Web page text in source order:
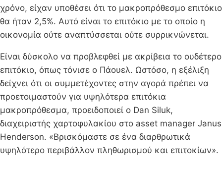
χρόνο, είχαν υποθέσει ότι το μακροπρόθεσμο επιτόκιο
θα ήταν 2,5%. Αυτό είναι το επιτόκιο με το οποίο η
οικονομία ούτε αναπτύσσεται ούτε συρρικνώνεται.
Είναι δύσκολο να προβλεφθεί με ακρίβεια το ουδέτερο
επιτόκιο, όπως τόνισε ο Πάουελ. Ωστόσο, η εξέλιξη
δείχνει ότι οι συμμετέχοντες στην αγορά πρέπει να
προετοιμαστούν για υψηλότερα επιτόκια
μακροπρόθεσμα, προειδοποιεί ο Dan Siluk,
διαχειριστής χαρτοφυλακίου στο asset manager Janus
Henderson. «Βρισκόμαστε σε ένα διαρθρωτικά
υψηλότερο περιβάλλον πληθωρισμού και επιτοκίων».